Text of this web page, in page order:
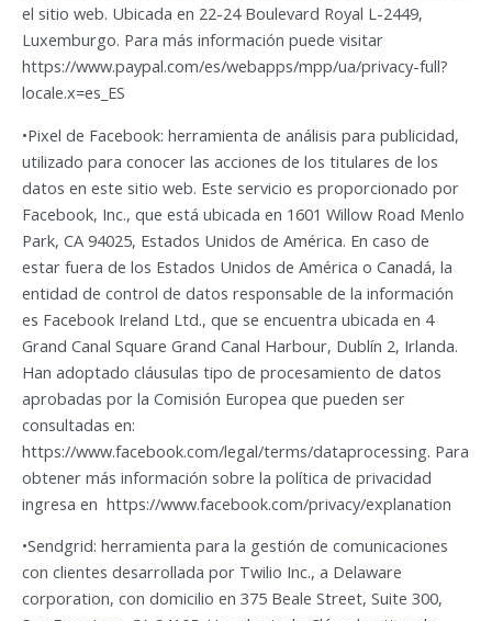
el sitio web. Ubicada en 22-24 Boulevard Royal L-2449,
Luxemburgo. Para más información puede visitar
https://www.paypal.com/es/webapps/mpp/ua/privacy-full?
locale.x=es_ES
•Pixel de Facebook: herramienta de análisis para publicidad,
utilizado para conocer las acciones de los titulares de los
datos en este sitio web. Este servicio es proporcionado por
Facebook, Inc., que está ubicada en 1601 Willow Road Menlo
Park, CA 94025, Estados Unidos de América. En caso de
estar fuera de los Estados Unidos de América o Canadá, la
entidad de control de datos responsable de la información
es Facebook Ireland Ltd., que se encuentra ubicada en 4
Grand Canal Square Grand Canal Harbour, Dublín 2, Irlanda.
Han adoptado cláusulas tipo de procesamiento de datos
aprobadas por la Comisión Europea que pueden ser
consultadas en:
https://www.facebook.com/legal/terms/dataprocessing. Para
obtener más información sobre la política de privacidad
ingresa en https://www.facebook.com/privacy/explanation
•Sendgrid: herramienta para la gestión de comunicaciones
con clientes desarrollada por Twilio Inc., a Delaware
corporation, con domicilio en 375 Beale Street, Suite 300,